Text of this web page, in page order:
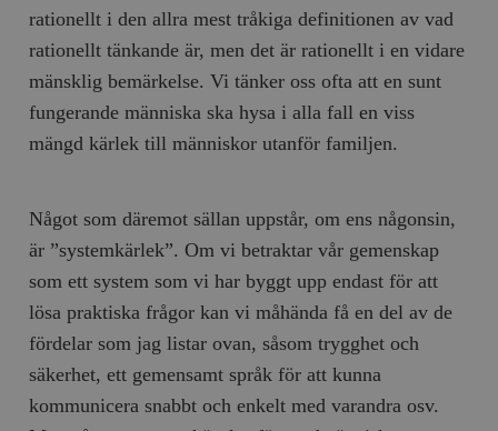
rationellt i den allra mest tråkiga definitionen av vad
rationellt tänkande är, men det är rationellt i en vidare
mänsklig bemärkelse. Vi tänker oss ofta att en sunt
fungerande människa ska hysa i alla fall en viss
mängd kärlek till människor utanför familjen.
Något som däremot sällan uppstår, om ens någonsin,
är ”systemkärlek”. Om vi betraktar vår gemenskap
som ett system som vi har byggt upp endast för att
lösa praktiska frågor kan vi måhända få en del av de
fördelar som jag listar ovan, såsom trygghet och
säkerhet, ett gemensamt språk för att kunna
kommunicera snabbt och enkelt med varandra osv.